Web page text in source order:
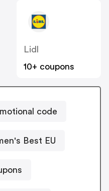
Lidl
10+ coupons
code
Best EU